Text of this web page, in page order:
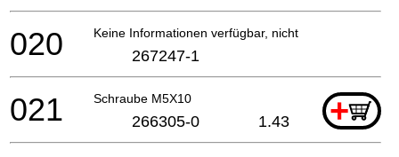
Keine Informationen verfügbar, nicht bestellbar
020 267247-1
Schraube M5X10 +
021 266305-0 1.43